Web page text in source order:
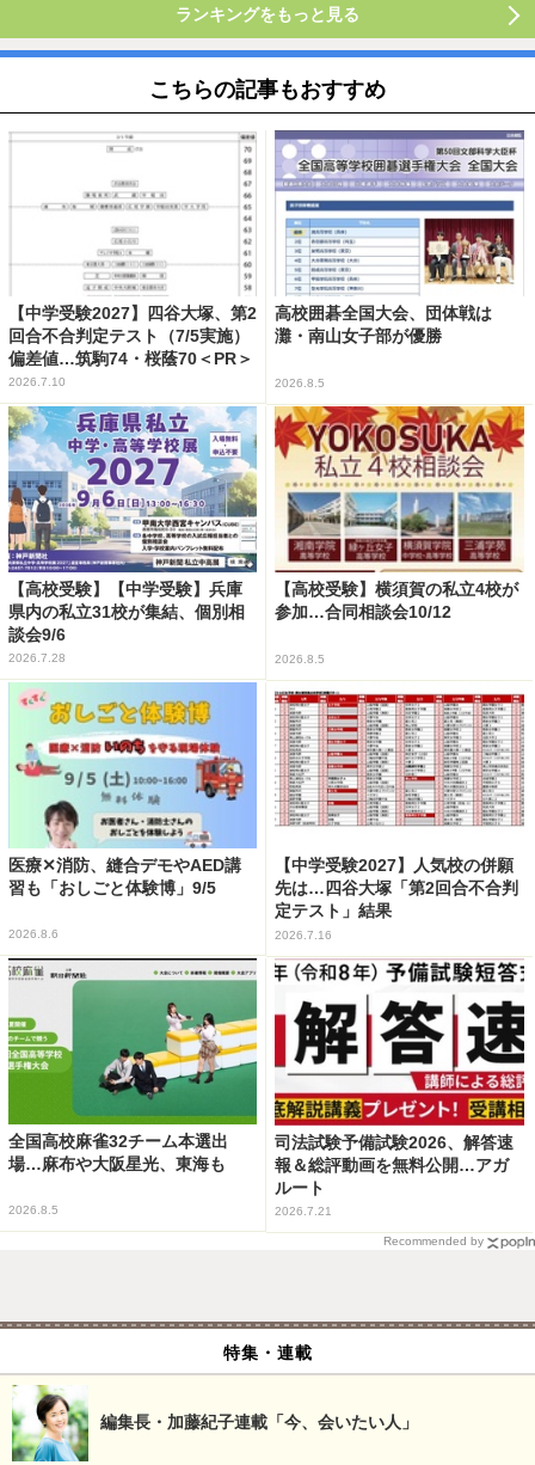
ランキングをもっと見る
こちらの記事もおすすめ
【中学受験2027】四谷大塚、第2
回合不合判定テスト（7/5実施）
偏差値…筑駒74・桜蔭70＜PR＞
2026.7.10
高校囲碁全国大会、団体戦は
灘・南山女子部が優勝
2026.8.5
【高校受験】【中学受験】兵庫
県内の私立31校が集結、個別相
談会9/6
2026.7.28
【高校受験】横須賀の私立4校が
参加…合同相談会10/12
2026.8.5
医療✕消防、縫合デモやAED講
習も「おしごと体験博」9/5
2026.8.6
【中学受験2027】人気校の併願
先は…四谷大塚「第2回合不合判
定テスト」結果
2026.7.16
全国高校麻雀32チーム本選出
場…麻布や大阪星光、東海も
2026.8.5
司法試験予備試験2026、解答速
報＆総評動画を無料公開…アガ
ルート
2026.7.21
Recommended by
特集・連載
編集長・加藤紀子連載「今、会いたい人」